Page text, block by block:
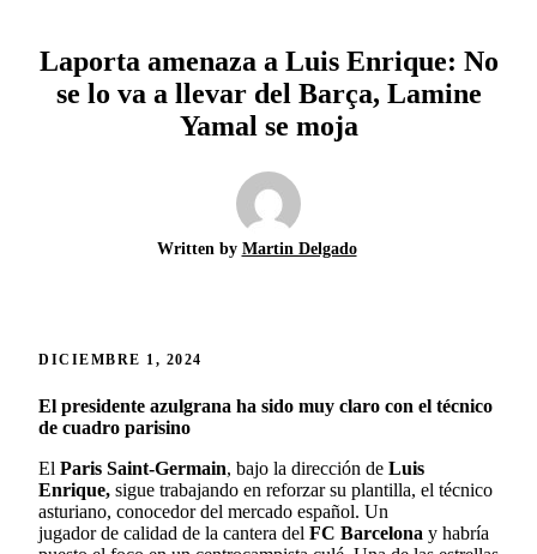
Laporta amenaza a Luis Enrique: No
se lo va a llevar del Barça, Lamine
Yamal se moja
Written by Martin Delgado
DICIEMBRE 1, 2024
El presidente azulgrana ha sido muy claro con el técnico
de cuadro parisino
El Paris Saint-Germain, bajo la dirección de Luis
Enrique, sigue trabajando en reforzar su plantilla, el técnico
asturiano, conocedor del mercado español. Un
jugador de calidad de la cantera del FC Barcelona y habría